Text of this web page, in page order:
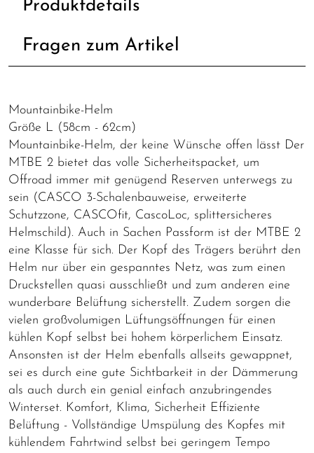
Produktdetails
Fragen zum Artikel
Mountainbike-Helm
Größe L (58cm - 62cm)
Mountainbike-Helm, der keine Wünsche offen lässt Der
MTBE 2 bietet das volle Sicherheitspacket, um
Offroad immer mit genügend Reserven unterwegs zu
sein (CASCO 3-Schalenbauweise, erweiterte
Schutzzone, CASCOfit, CascoLoc, splittersicheres
Helmschild). Auch in Sachen Passform ist der MTBE 2
eine Klasse für sich. Der Kopf des Trägers berührt den
Helm nur über ein gespanntes Netz, was zum einen
Druckstellen quasi ausschließt und zum anderen eine
wunderbare Belüftung sicherstellt. Zudem sorgen die
vielen großvolumigen Lüftungsöffnungen für einen
kühlen Kopf selbst bei hohem körperlichem Einsatz.
Ansonsten ist der Helm ebenfalls allseits gewappnet,
sei es durch eine gute Sichtbarkeit in der Dämmerung
als auch durch ein genial einfach anzubringendes
Winterset. Komfort, Klima, Sicherheit Effiziente
Belüftung - Vollständige Umspülung des Kopfes mit
kühlendem Fahrtwind selbst bei geringem Tempo